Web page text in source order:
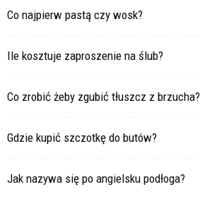
Co najpierw pastą czy wosk?
Ile kosztuje zaproszenie na ślub?
Co zrobić żeby zgubić tłuszcz z brzucha?
Gdzie kupić szczotkę do butów?
Jak nazywa się po angielsku podłoga?